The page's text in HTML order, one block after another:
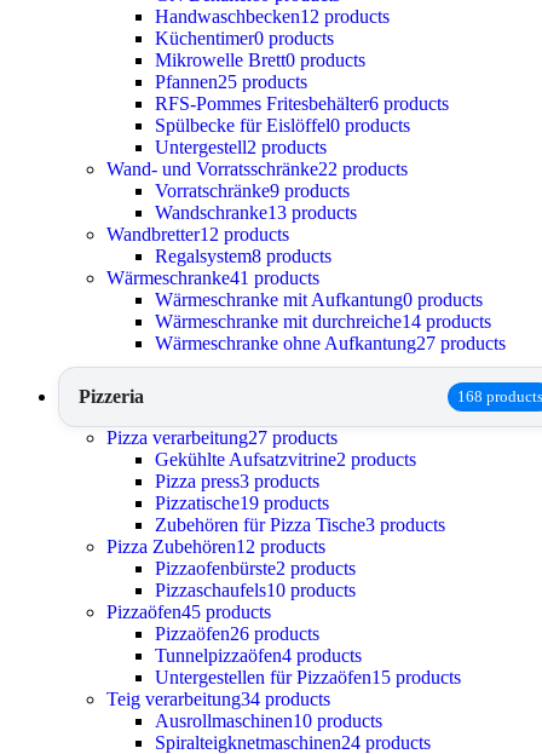
Handwaschbecken12 products
Küchentimer0 products
Mikrowelle Brett0 products
Pfannen25 products
RFS-Pommes Fritesbehälter6 products
Spülbecke für Eislöffel0 products
Untergestell2 products
Wand- und Vorratsschränke22 products
Vorratschränke9 products
Wandschranke13 products
Wandbretter12 products
Regalsystem8 products
Wärmeschranke41 products
Wärmeschranke mit Aufkantung0 products
Wärmeschranke mit durchreiche14 products
Wärmeschranke ohne Aufkantung27 products
Pizzeria 168 products
Pizza verarbeitung27 products
Gekühlte Aufsatzvitrine2 products
Pizza press3 products
Pizzatische19 products
Zubehören für Pizza Tische3 products
Pizza Zubehören12 products
Pizzaofenbürste2 products
Pizzaschaufels10 products
Pizzaöfen45 products
Pizzaöfen26 products
Tunnelpizzaöfen4 products
Untergestellen für Pizzaöfen15 products
Teig verarbeitung34 products
Ausrollmaschinen10 products
Spiralteigknetmaschinen24 products